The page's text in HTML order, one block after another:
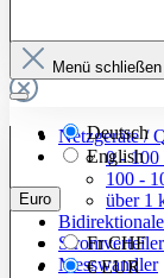
Zur Kategorie:
Netzgeräte /
0 -
100 -
über 1
Stromverteiler
Messwandler
Menü schließen
Deutsch
English
Euro
FrCHF
€EUR